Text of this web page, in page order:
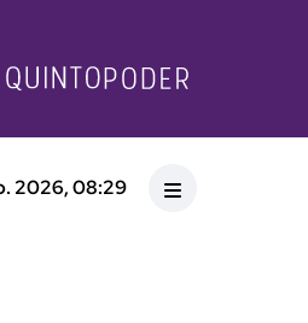
2026, 08:29